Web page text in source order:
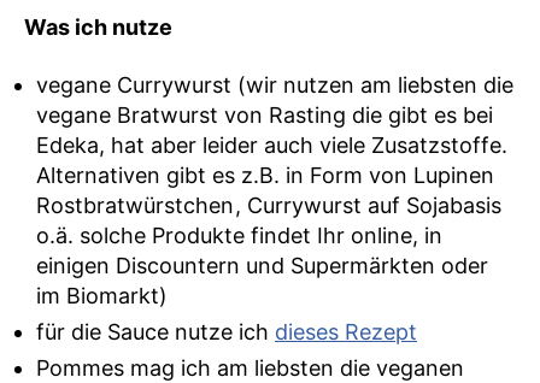
Was ich nutze
vegane Currywurst (wir nutzen am liebsten die
vegane Bratwurst von Rasting die gibt es bei
Edeka, hat aber leider auch viele Zusatzstoffe.
Alternativen gibt es z.B. in Form von Lupinen
Rostbratwürstchen, Currywurst auf Sojabasis
o.ä. solche Produkte findet Ihr online, in
einigen Discountern und Supermärkten oder
im Biomarkt)
für die Sauce nutze ich dieses Rezept
Pommes mag ich am liebsten die veganen